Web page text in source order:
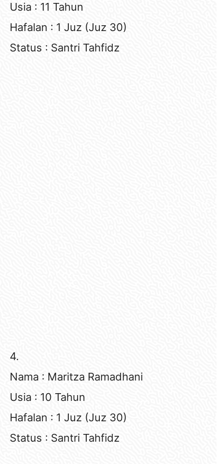
Usia : 11 Tahun
Hafalan : 1 Juz (Juz 30)
Status : Santri Tahfidz
4.
Nama : Maritza Ramadhani
Usia : 10 Tahun
Hafalan : 1 Juz (Juz 30)
Status : Santri Tahfidz